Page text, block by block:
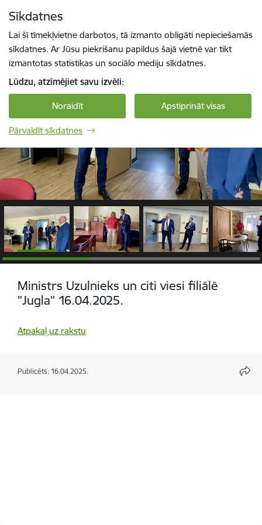
Sīkdatnes
Lai šī tīmekļvietne darbotos, tā izmanto obligāti nepieciešamās
sīkdatnes. Ar Jūsu piekrišanu papildus šajā vietnē var tikt
izmantotas statistikas un sociālo mediju sīkdatnes.
Lūdzu, atzīmējiet savu izvēli:
Noraidīt Apstiprināt visas
Pārvaldīt sīkdatnes
1 / 11
Ministrs Uzulnieks un citi viesi filiālē
"Jugla" 16.04.2025.
Atpakaļ uz rakstu
Publicēts: 16.04.2025.